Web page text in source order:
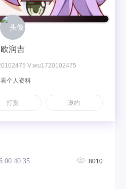
00:40:35 8010
欧润吉
V:wu1720102475
个人资料
打赏 邀约